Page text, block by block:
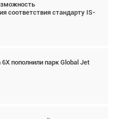
соответствия стандарту IS-
пополнили парк Global Jet
вертолётов и БПЛА в
Дэйв Кох: «Фотография
а ИИ всё портит»